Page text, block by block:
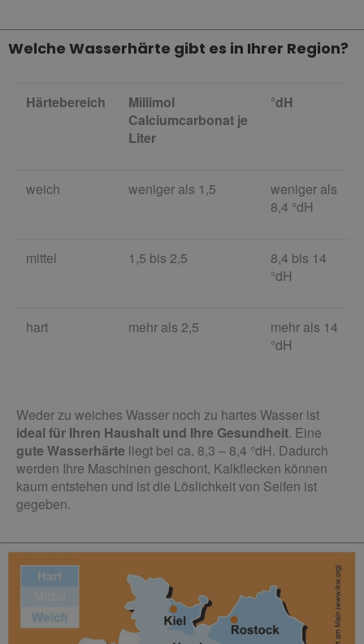
Welche Wasserhärte gibt es in Ihrer Region?
Härtebereich
Millimol
Calciumcarbonat je
Liter
°dH
weich weniger als 1,5
weniger als
8,4 °dH
mittel 1,5 bis 2,5
8,4 bis 14
°dH
hart mehr als 2,5
mehr als 14
°dH
Weder zu weiches Wasser noch zu hartes Wasser ist
ideal für Ihren Haushalt und Ihre Gesundheit. Eine
gute Wasserhärte liegt bei ca. 8,3 – 8,4 °dH. Dadurch
werden Ihre Maschinen geschont, Kalkflecken können
kaum entstehen und ist die Löslichkeit von Seifen ist
gegeben.